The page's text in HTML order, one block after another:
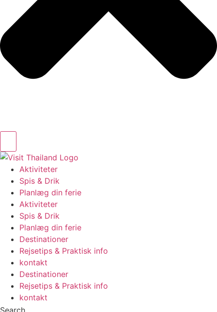
Aktiviteter
Spis & Drik
Planlæg din ferie
Aktiviteter
Spis & Drik
Planlæg din ferie
Destinationer
Rejsetips & Praktisk info
kontakt
Destinationer
Rejsetips & Praktisk info
kontakt
Search